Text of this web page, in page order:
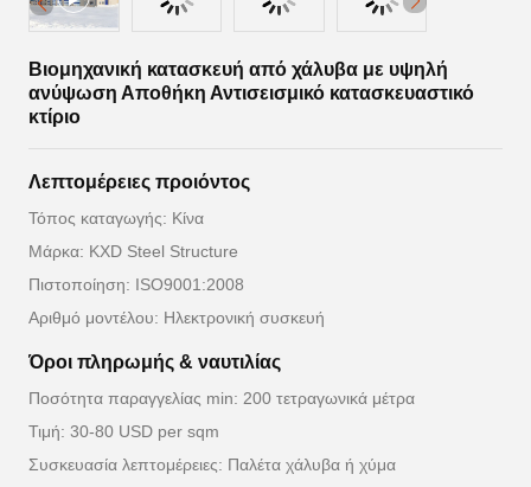
Βιομηχανική κατασκευή από χάλυβα με υψηλή
ανύψωση Αποθήκη Αντισεισμικό κατασκευαστικό
κτίριο
Λεπτομέρειες προιόντος
Τόπος καταγωγής: Κίνα
Μάρκα: KXD Steel Structure
Πιστοποίηση: ISO9001:2008
Αριθμό μοντέλου: Ηλεκτρονική συσκευή
Όροι πληρωμής & ναυτιλίας
Ποσότητα παραγγελίας min: 200 τετραγωνικά μέτρα
Τιμή: 30-80 USD per sqm
Συσκευασία λεπτομέρειες: Παλέτα χάλυβα ή χύμα